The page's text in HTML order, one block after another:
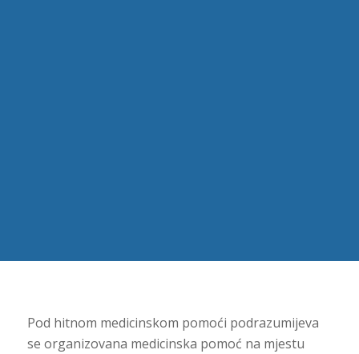
Pod hitnom medicinskom pomoći podrazumijeva
se organizovana medicinska pomoć na mjestu